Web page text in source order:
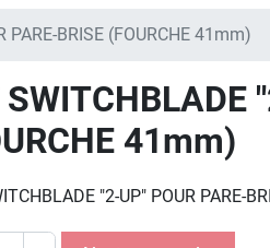
PARE-BRISE (FOURCHE 41mm)
41mm)
"2-UP" POUR PARE-